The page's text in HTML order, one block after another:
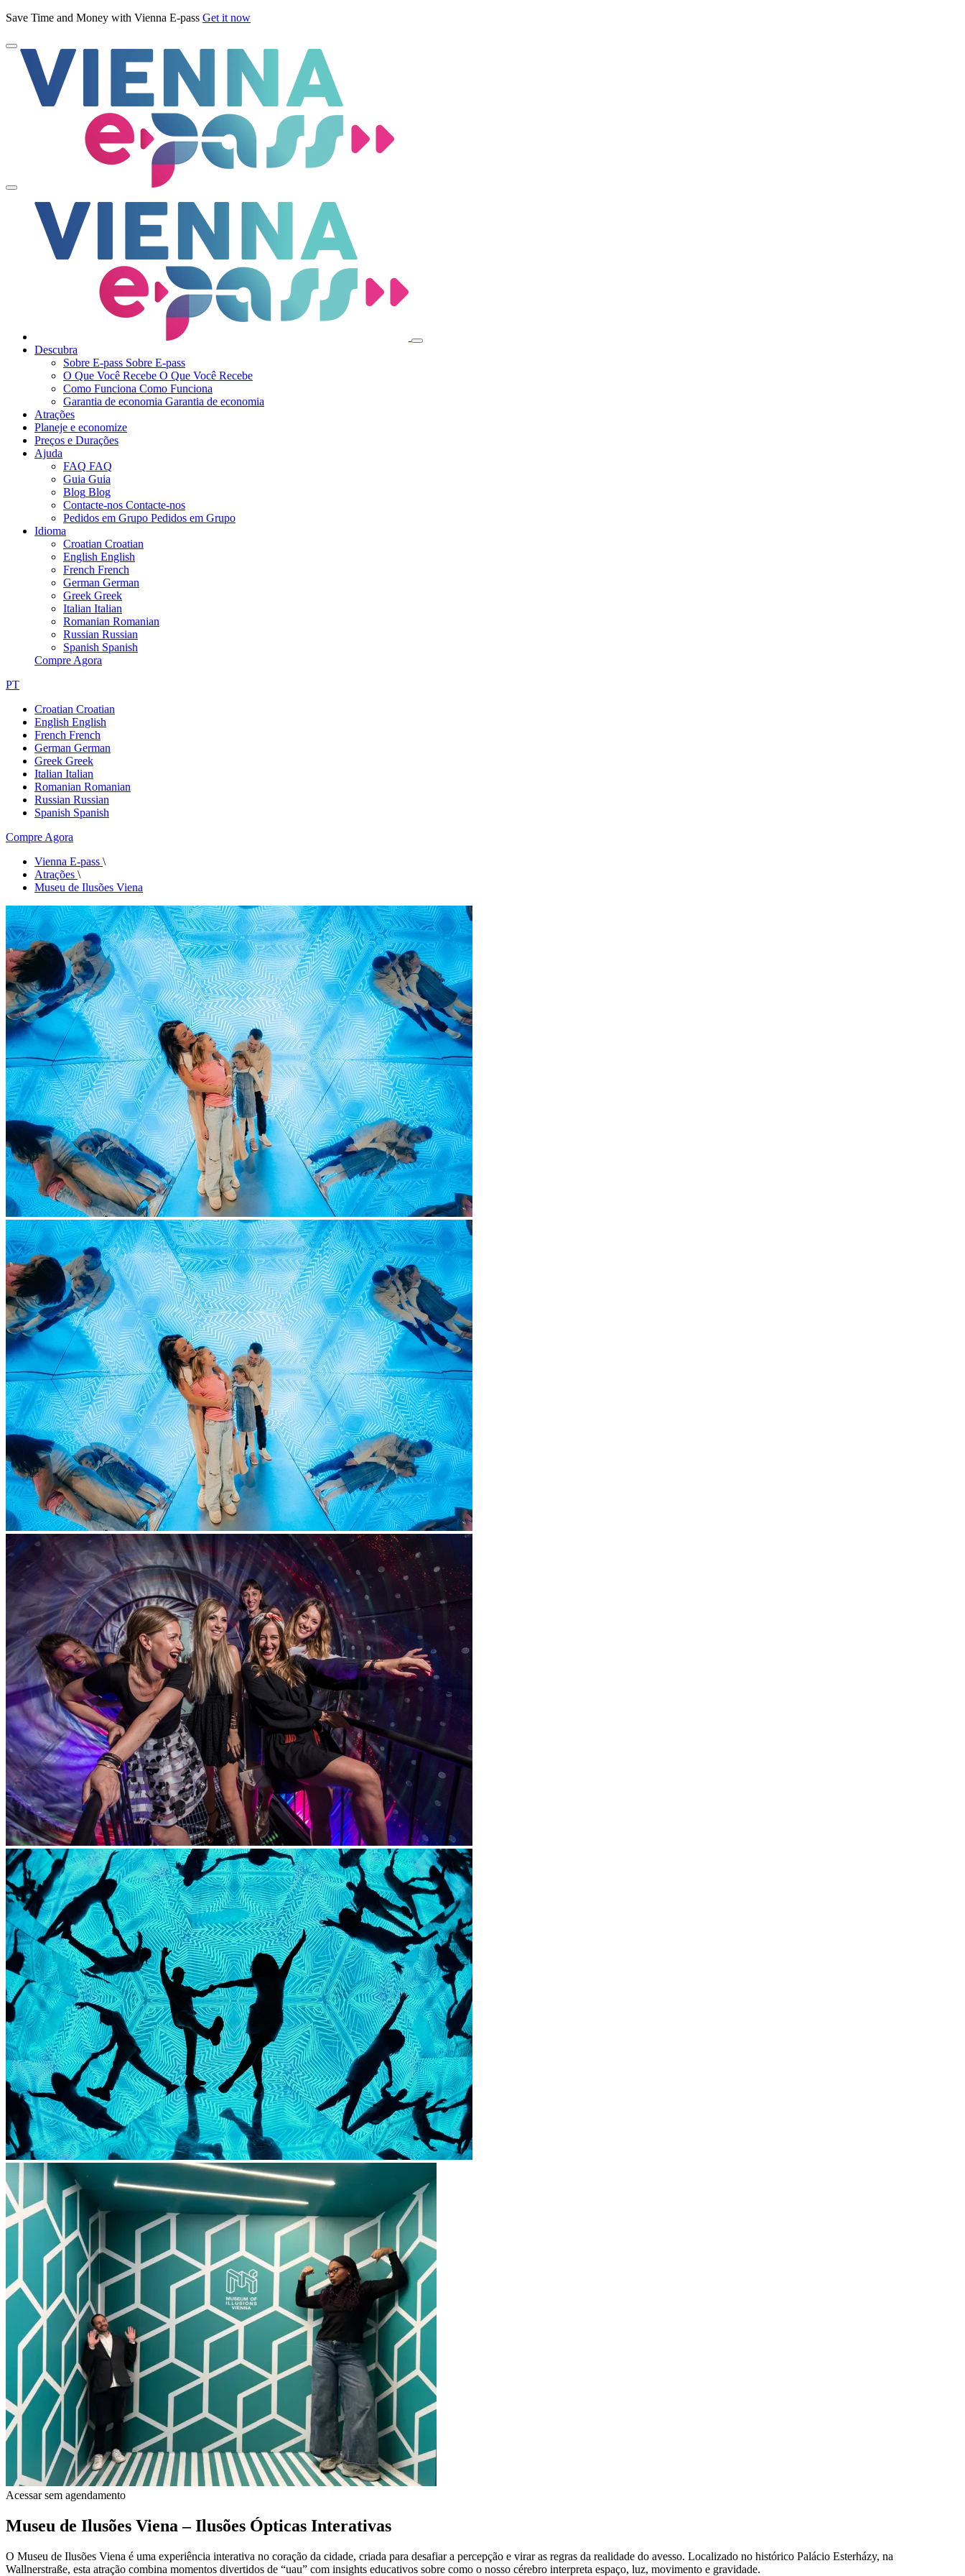
Save Time and Money with Vienna E-pass Get it now
Descubra
Sobre E-pass Sobre E-pass
O Que Você Recebe O Que Você Recebe
Como Funciona Como Funciona
Garantia de economia Garantia de economia
Atrações
Planeje e economize
Preços e Durações
Ajuda
FAQ FAQ
Guia Guia
Blog Blog
Contacte-nos Contacte-nos
Pedidos em Grupo Pedidos em Grupo
Idioma
Croatian Croatian
English English
French French
German German
Greek Greek
Italian Italian
Romanian Romanian
Russian Russian
Spanish Spanish
Compre Agora
PT
Croatian Croatian
English English
French French
German German
Greek Greek
Italian Italian
Romanian Romanian
Russian Russian
Spanish Spanish
Compre Agora
Vienna E-pass \
Atrações \
Museu de Ilusões Viena
Acessar sem agendamento
Museu de Ilusões Viena – Ilusões Ópticas Interativas
O Museu de Ilusões Viena é uma experiência interativa no coração da cidade, criada para desafiar a percepção e virar as regras da realidade do avesso. Localizado no histórico Palácio Esterházy, na
Wallnerstraße, esta atração combina momentos divertidos de “uau” com insights educativos sobre como o nosso cérebro interpreta espaço, luz, movimento e gravidade.